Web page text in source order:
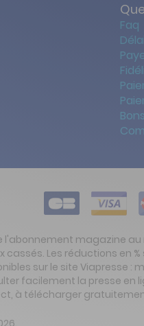
Faq
l'abonnement magazine
cassés. Les réductions
sur le site Viapresse
facilement la presse
à télécharger